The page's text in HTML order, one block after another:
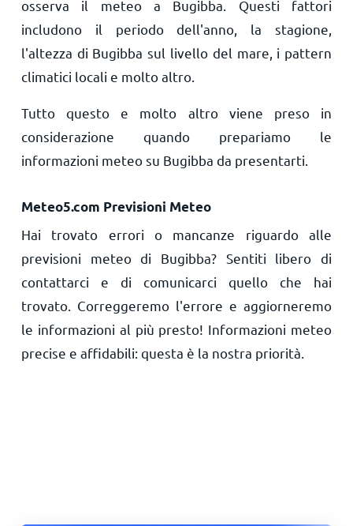
osserva il meteo a Bugibba. Questi fattori
includono il periodo dell'anno, la stagione,
l'altezza di Bugibba sul livello del mare, i pattern
climatici locali e molto altro.
Tutto questo e molto altro viene preso in
considerazione quando prepariamo le
informazioni meteo su Bugibba da presentarti.
Meteo5.com Previsioni Meteo
Hai trovato errori o mancanze riguardo alle
previsioni meteo di Bugibba? Sentiti libero di
contattarci e di comunicarci quello che hai
trovato. Correggeremo l'errore e aggiorneremo
le informazioni al più presto! Informazioni meteo
precise e affidabili: questa è la nostra priorità.